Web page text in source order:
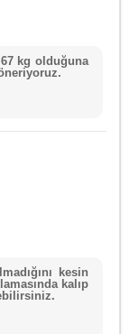
kg olduğuna
kesin
kalıp